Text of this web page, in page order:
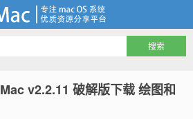
v2.2.11 破解版下载 绘图和